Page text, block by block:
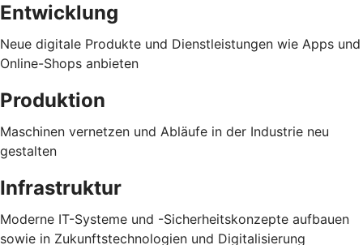
Entwicklung
Neue digitale Produkte und Dienstleistungen wie Apps und
Online-Shops anbieten
Produktion
Maschinen vernetzen und Abläufe in der Industrie neu
gestalten
Infrastruktur
Moderne IT-Systeme und -Sicherheitskonzepte aufbauen
sowie in Zukunftstechnologien und Digitalisierung